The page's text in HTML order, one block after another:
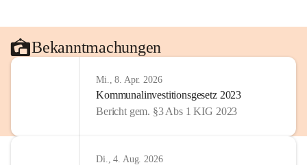
Bekanntmachungen
Mi., 8. Apr. 2026
Kommunalinvestitionsgesetz 2023
Bericht gem. §3 Abs 1 KIG 2023
Di., 4. Aug. 2026